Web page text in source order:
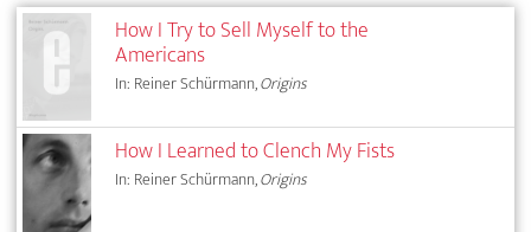
How I Try to Sell Myself to the
Americans
In: Reiner Schürmann,Origins
How I Learned to Clench My Fists
In: Reiner Schürmann,Origins